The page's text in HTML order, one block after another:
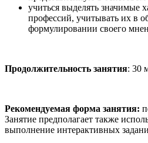
учиться выделять значимые
профессий, учитывать их в
формулировании своего
Продолжительность занятия: 30
Рекомендуемая форма занятия:
Занятие предполагает также
выполнение интерактивных